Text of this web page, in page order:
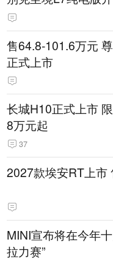
售64.8-101.6万元
正式上市
长城H10正式上市
8万元起
37
2027款埃安RT上市
MINI宣布将在今年
拉力赛”